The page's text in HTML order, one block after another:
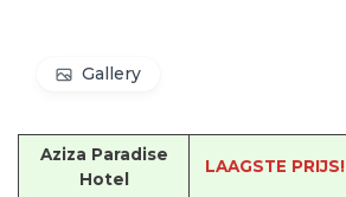
Gallery
Aziza Paradise
Hotel
LAAGSTE PRIJS!